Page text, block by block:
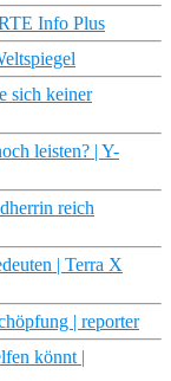
Info Plus
sich keiner
leisten? | Y-
reich
| Terra X
| reporter
könnt |